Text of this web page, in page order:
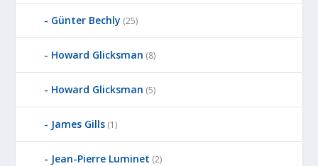
Günter Bechly (25)
Howard Glicksman (8)
Howard Glicksman (5)
James Gills (1)
Jean-Pierre Luminet (2)